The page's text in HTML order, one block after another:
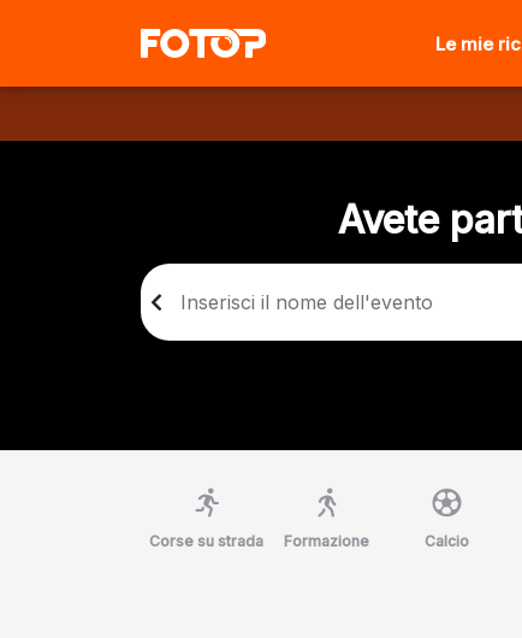
Le mie
Avete
Corse su strada Formazione Calcio